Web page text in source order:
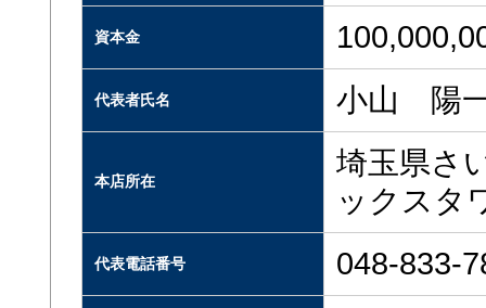
資本金
代表者氏名 小山 陽
本店所在
埼玉県さ
ックスタ
代表電話番号 048-833-